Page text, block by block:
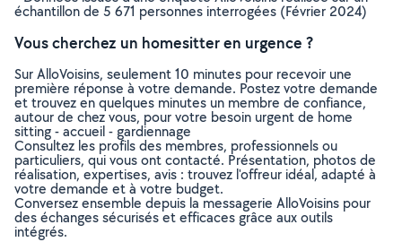
échantillon de 5 671 personnes interrogées (Février 2024)
Vous cherchez un homesitter en urgence ?
Sur AlloVoisins, seulement 10 minutes pour recevoir une
première réponse à votre demande. Postez votre demande
et trouvez en quelques minutes un membre de confiance,
autour de chez vous, pour votre besoin urgent de home
sitting - accueil - gardiennage
Consultez les profils des membres, professionnels ou
particuliers, qui vous ont contacté. Présentation, photos de
réalisation, expertises, avis : trouvez l'offreur idéal, adapté à
votre demande et à votre budget.
Conversez ensemble depuis la messagerie AlloVoisins pour
des échanges sécurisés et efficaces grâce aux outils
intégrés.